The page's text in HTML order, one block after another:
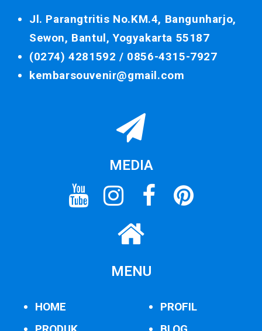
Jl. Parangtritis No.KM.4, Bangunharjo,
Sewon, Bantul, Yogyakarta 55187
(0274) 4281592 / 0856-4315-7927
kembarsouvenir@gmail.com
MEDIA
MENU
HOME
PROFIL